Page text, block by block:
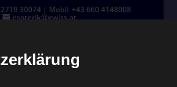
30074 | Mobil: +43 660 4148008
esoterik@gwiss.at